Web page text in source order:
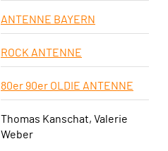
ANTENNE BAYERN
ROCK ANTENNE
80er 90er OLDIE ANTENNE
Thomas Kanschat, Valerie
Weber